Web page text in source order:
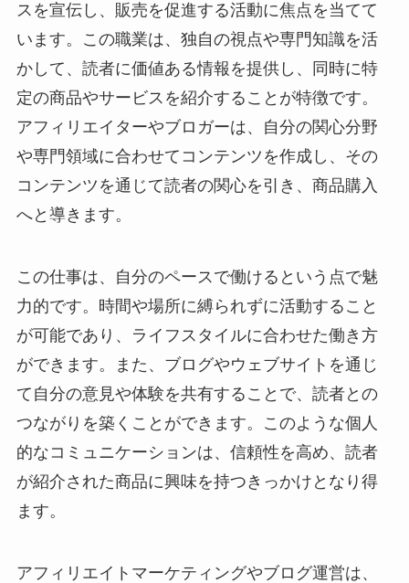
スを宣伝し、販売を促進する活動に焦点を当てて
います。この職業は、独自の視点や専門知識を活
かして、読者に価値ある情報を提供し、同時に特
定の商品やサービスを紹介することが特徴です。
アフィリエイターやブロガーは、自分の関心分野
や専門領域に合わせてコンテンツを作成し、その
コンテンツを通じて読者の関心を引き、商品購入
へと導きます。
この仕事は、自分のペースで働けるという点で魅
力的です。時間や場所に縛られずに活動すること
が可能であり、ライフスタイルに合わせた働き方
ができます。また、ブログやウェブサイトを通じ
て自分の意見や体験を共有することで、読者との
つながりを築くことができます。このような個人
的なコミュニケーションは、信頼性を高め、読者
が紹介された商品に興味を持つきっかけとなり得
ます。
アフィリエイトマーケティングやブログ運営は、